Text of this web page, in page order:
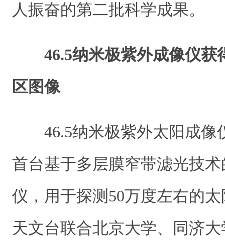
人振奋的第二批科学成果。
46.5纳米极紫外成像仪
区图像
46.5纳米极紫外太阳成像
首台基于多层膜窄带滤光技
仪，用于探测50万度左右的
天文台联合北京大学、同济